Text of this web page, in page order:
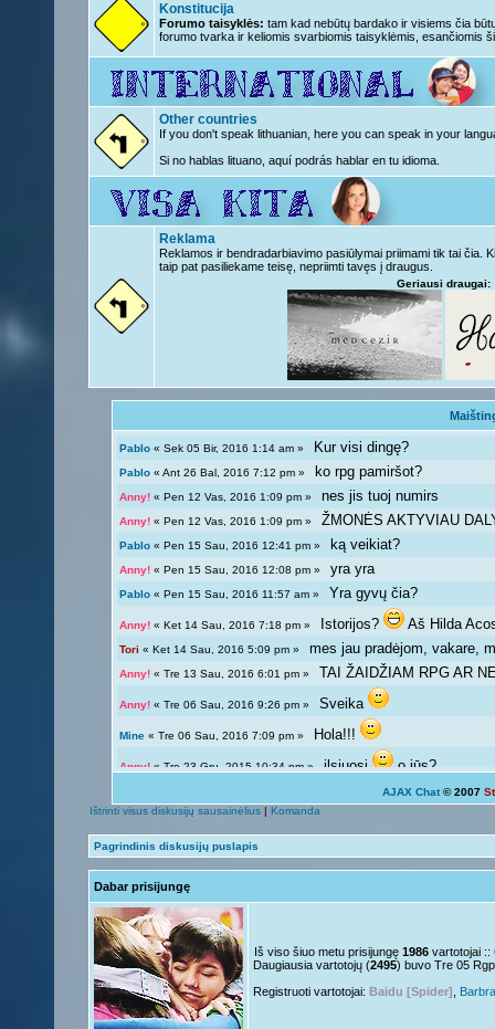
Konstitucija
Forumo taisyklės: tam kad nebūtų bardako ir visiems čia
forumo tvarka ir keliomis svarbiomis taisyklėmis, esančiomis
Other countries
If you don't speak lithuanian, here you can speak in your
Si no hablas lituano, aquí podrás hablar en tu idioma.
Reklama
Reklamos ir bendradarbiavimo pasiūlymai priimami tik tai čia.
taip pat pasiliekame teisę, nepriimti tavęs į draugus.
Geriausi draugai:
Pablo « Sek 05 Bir, 2016 1:14 am » Kur visi dingę?
Pablo « Ant 26 Bal, 2016 7:12 pm » ko rpg pamiršot?
Anny! « Pen 12 Vas, 2016 1:09 pm »nes jis tuoj numirs
Anny! « Pen 12 Vas, 2016 1:09 pm »ŽMONĖS AKTYVIAU
Pablo « Pen 15 Sau, 2016 12:41 pm » ką veikiat?
Anny! « Pen 15 Sau, 2016 12:08 pm »yra yra
Pablo « Pen 15 Sau, 2016 11:57 am » Yra gyvų čia?
Anny! « Ket 14 Sau, 2016 7:18 pm » Istorijos? Aš Hilda
Tori « Ket 14 Sau, 2016 5:09 pm »mes jau pradėjom, vakare,
Anny! « Tre 13 Sau, 2016 6:01 pm » TAI ŽAIDŽIAM RPG AR
Anny! « Tre 06 Sau, 2016 9:26 pm »Sveika
Mine « Tre 06 Sau, 2016 7:09 pm » Hola!!!
Anny! « Tre 23 Gru, 2015 10:34 pm »ilsiuosi o jūs?
Ką veikiat?
Anny!« Sek 13 Rgs, 2015 9:54 pm »galima ir atsipalaiduoti
Giedryte.« Sek 13 Rgs, 2015 7:40 pm »
Anny!« Pir 07 Rgs, 2015 9:14 pm »
Giedryte.« Pir 07 Rgs, 2015 7:36 pm » Nelabai..
Anny!« Pen 04 Rgs, 2015 9:51 pm » o tu? Juk irgi
Giedryte.« Pen 04 Rgs, 2015 5:29 pm »
AJAX Chat © 2007
Ištrinti visus diskusijų sausainėlius | Komanda
Pagrindinis diskusijų puslapis
Dabar prisijungę
Iš viso šiuo metu prisijungę 1986 vartotojai ::
Daugiausia vartotojų (2495) buvo Tre 05
Registruoti vartotojai: Baidu [Spider]